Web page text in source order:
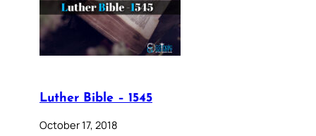
Luther Bible – 1545
October 17, 2018